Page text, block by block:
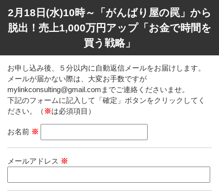
2月18日(水)10時～「がんばり屋の罠」から
脱出！売上1,000万円アップ「お金で時間を
買う戦略」
お申し込み後、５分以内に自動返信メールをお届けします。
メールが届かない際は、大変お手数ですが
mylinkconsulting@gmail.comまでご連絡くださいませ。
下記のフォームに記入して「確定」ボタンをクリックしてく
ださい。（ ※は必須項目）
お名前 ※
メールアドレス ※